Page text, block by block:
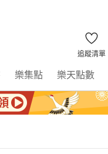
追蹤清單
樂集點 樂天點數